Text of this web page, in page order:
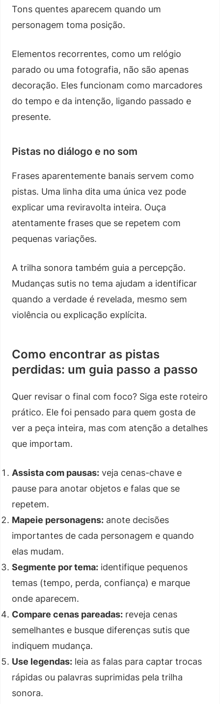
Tons quentes aparecem quando um
personagem toma posição.
Elementos recorrentes, como um relógio
parado ou uma fotografia, não são apenas
decoração. Eles funcionam como marcadores
do tempo e da intenção, ligando passado e
presente.
Pistas no diálogo e no som
Frases aparentemente banais servem como
pistas. Uma linha dita uma única vez pode
explicar uma reviravolta inteira. Ouça
atentamente frases que se repetem com
pequenas variações.
A trilha sonora também guia a percepção.
Mudanças sutis no tema ajudam a identificar
quando a verdade é revelada, mesmo sem
violência ou explicação explícita.
Como encontrar as pistas
perdidas: um guia passo a passo
Quer revisar o final com foco? Siga este roteiro
prático. Ele foi pensado para quem gosta de
ver a peça inteira, mas com atenção a detalhes
que importam.
Assista com pausas: veja cenas-chave e
pause para anotar objetos e falas que se
repetem.
Mapeie personagens: anote decisões
importantes de cada personagem e quando
elas mudam.
Segmente por tema: identifique pequenos
temas (tempo, perda, confiança) e marque
onde aparecem.
Compare cenas pareadas: reveja cenas
semelhantes e busque diferenças sutis que
indiquem mudança.
Use legendas: leia as falas para captar trocas
rápidas ou palavras suprimidas pela trilha
sonora.